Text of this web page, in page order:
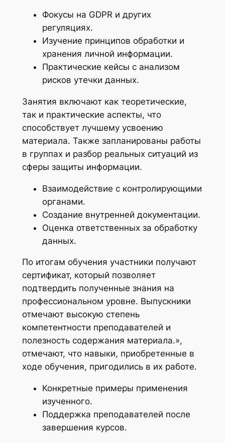
Фокусы на GDPR и других
регуляциях.
Изучение принципов обработки и
хранения личной информации.
Практические кейсы с анализом
рисков утечки данных.
Занятия включают как теоретические,
так и практические аспекты, что
способствует лучшему усвоению
материала. Также запланированы работы
в группах и разбор реальных ситуаций из
сферы защиты информации.
Взаимодействие с контролирующими
органами.
Создание внутренней документации.
Оценка ответственных за обработку
данных.
По итогам обучения участники получают
сертификат, который позволяет
подтвердить полученные знания на
профессиональном уровне. Выпускники
отмечают высокую степень
компетентности преподавателей и
полезность содержания материала.»,
отмечают, что навыки, приобретенные в
ходе обучения, пригодились в их работе.
Конкретные примеры применения
изученного.
Поддержка преподавателей после
завершения курсов.